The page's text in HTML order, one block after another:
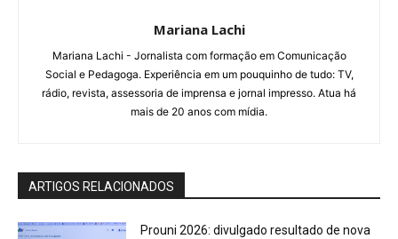
Mariana Lachi
Mariana Lachi - Jornalista com formação em Comunicação
Social e Pedagoga. Experiência em um pouquinho de tudo: TV,
rádio, revista, assessoria de imprensa e jornal impresso. Atua há
mais de 20 anos com mídia.
ARTIGOS RELACIONADOS
Prouni 2026: divulgado resultado de nova